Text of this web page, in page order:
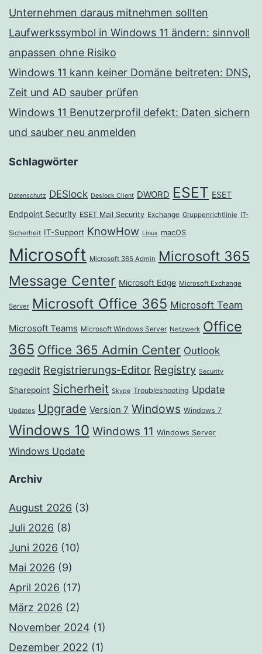
Unternehmen daraus mitnehmen sollten
Laufwerkssymbol in Windows 11 ändern: sinnvoll
anpassen ohne Risiko
Windows 11 kann keiner Domäne beitreten: DNS,
Zeit und AD sauber prüfen
Windows 11 Benutzerprofil defekt: Daten sichern
und sauber neu anmelden
Schlagwörter
Datenschutz DESlock Deslock Client DWORD ESET ESET
Endpoint Security ESET Mail Security Exchange Gruppenrichtlinie IT-
Sicherheit IT-Support KnowHow Linux macOS
Microsoft Microsoft 365 Admin Microsoft 365
Message Center Microsoft Edge Microsoft Exchange
Server Microsoft Office 365 Microsoft Team
Microsoft Teams Microsoft Windows Server Netzwerk Office
365 Office 365 Admin Center Outlook
regedit Registrierungs-Editor Registry Security
Sharepoint Sicherheit Skype Troubleshooting Update
Updates Upgrade Version 7 Windows Windows 7
Windows 10 Windows 11 Windows Server
Windows Update
Archiv
August 2026 (3)
Juli 2026 (8)
Juni 2026 (10)
Mai 2026 (9)
April 2026 (17)
März 2026 (2)
November 2024 (1)
Dezember 2022 (1)